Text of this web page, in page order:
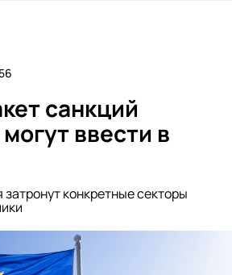
санкций
ввести в
конкретные секторы